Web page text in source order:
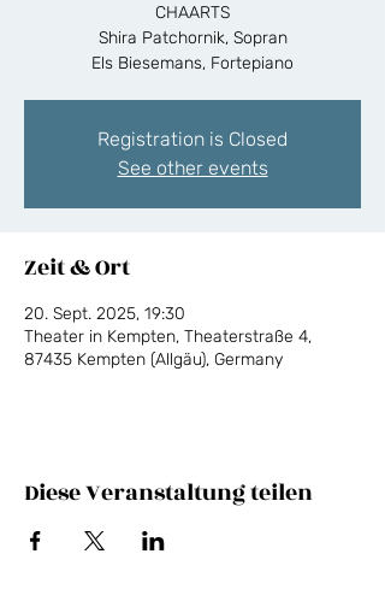
CHAARTS
Shira Patchornik, Sopran
Els Biesemans, Fortepiano
Registration is Closed
See other events
Zeit & Ort
20. Sept. 2025, 19:30
Theater in Kempten, Theaterstraße 4,
87435 Kempten (Allgäu), Germany
Diese Veranstaltung teilen